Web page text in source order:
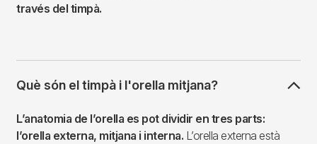
través del timpà.
Què són el timpà i l'orella mitjana?
L’anatomia de l’orella es pot dividir en tres parts:
l’orella externa, mitjana i interna. L’orella externa està